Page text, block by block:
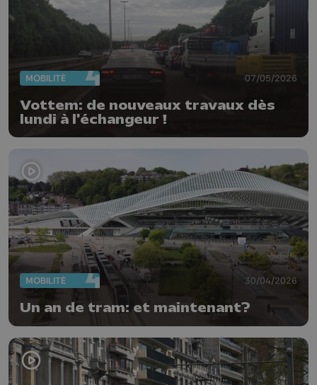
MOBILITÉ 07/05/2026
Vottem: de nouveaux travaux dès
lundi à l'échangeur !
MOBILITÉ 30/04/2026
Un an de tram: et maintenant?